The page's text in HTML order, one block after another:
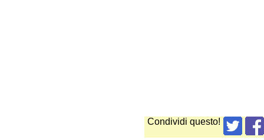
Condividi questo!